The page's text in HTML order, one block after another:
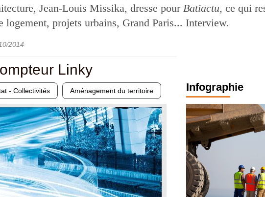
Jean-Louis Missika, dresse pour Batiactu, ce qui
logement, projets urbains, Grand Paris... Interview.
2014
Linky
- Collectivités Aménagement du territoire Infographie